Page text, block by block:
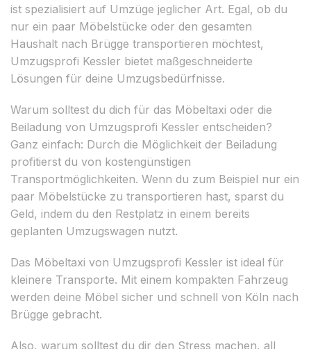
ist spezialisiert auf Umzüge jeglicher Art. Egal, ob du
nur ein paar Möbelstücke oder den gesamten
Haushalt nach Brügge transportieren möchtest,
Umzugsprofi Kessler bietet maßgeschneiderte
Lösungen für deine Umzugsbedürfnisse.
Warum solltest du dich für das Möbeltaxi oder die
Beiladung von Umzugsprofi Kessler entscheiden?
Ganz einfach: Durch die Möglichkeit der Beiladung
profitierst du von kostengünstigen
Transportmöglichkeiten. Wenn du zum Beispiel nur ein
paar Möbelstücke zu transportieren hast, sparst du
Geld, indem du den Restplatz in einem bereits
geplanten Umzugswagen nutzt.
Das Möbeltaxi von Umzugsprofi Kessler ist ideal für
kleinere Transporte. Mit einem kompakten Fahrzeug
werden deine Möbel sicher und schnell von Köln nach
Brügge gebracht.
Also, warum solltest du dir den Stress machen, all